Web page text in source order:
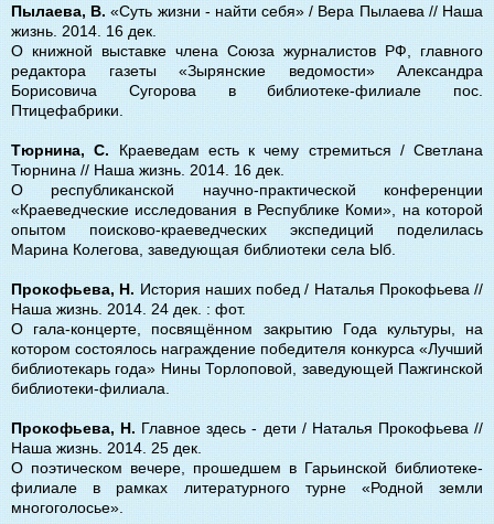
Пылаева, В. «Суть жизни - найти себя» / Вера Пылаева // Наша
жизнь. 2014. 16 дек.
О книжной выставке члена Союза журналистов РФ, главного
редактора газеты «Зырянские ведомости» Александра
Борисовича Сугорова в библиотеке-филиале пос.
Птицефабрики.
Тюрнина, С. Краеведам есть к чему стремиться / Светлана
Тюрнина // Наша жизнь. 2014. 16 дек.
О республиканской научно-практической конференции
«Краеведческие исследования в Республике Коми», на которой
опытом поисково-краеведческих экспедиций поделилась
Марина Колегова, заведующая библиотеки села Ыб.
Прокофьева, Н. История наших побед / Наталья Прокофьева //
Наша жизнь. 2014. 24 дек. : фот.
О гала-концерте, посвящённом закрытию Года культуры, на
котором состоялось награждение победителя конкурса «Лучший
библиотекарь года» Нины Торлоповой, заведующей Пажгинской
библиотеки-филиала.
Прокофьева, Н. Главное здесь - дети / Наталья Прокофьева //
Наша жизнь. 2014. 25 дек.
О поэтическом вечере, прошедшем в Гарьинской библиотеке-
филиале в рамках литературного турне «Родной земли
многоголосье».